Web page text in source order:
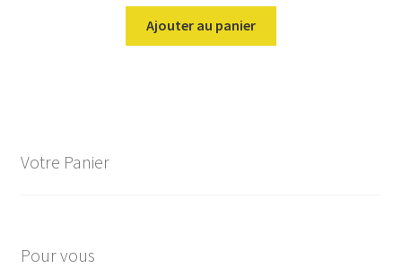
Ajouter au panier
Votre Panier
Pour vous